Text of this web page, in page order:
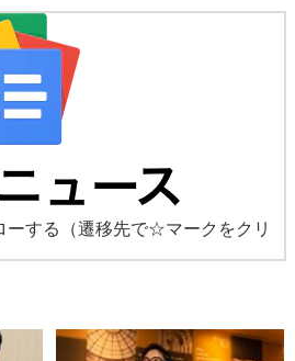
ーする
（遷移先で☆マークをクリ